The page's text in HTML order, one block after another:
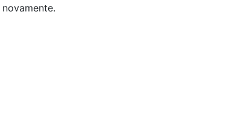
novamente.